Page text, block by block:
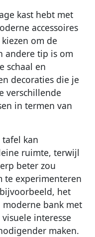
kast hebt met
accessoires
om de
andere tip is om
schaal en
decoraties die je
verschillende
in termen van
tafel kan
ruimte, terwijl
beter zou
te experimenteren
het
moderne bank met
interesse
maken.